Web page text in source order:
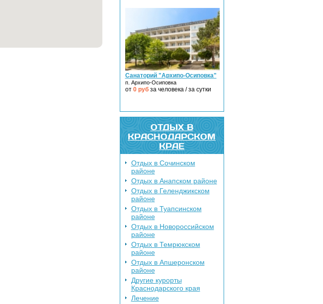
Санаторий "Архипо-Осиповка"
п. Архипо-Осиповка
от 0рубза человека / за сутки
ОТДЫХ В
КРАСНОДАРСКОМ
КРАЕ
Отдых в Сочинском
районе
Отдых в Анапском районе
Отдых в Геленджикском
районе
Отдых в Туапсинском
районе
Отдых в Новороссийском
районе
Отдых в Темрюкском
районе
Отдых в Апшеронском
районе
Другие курорты
Краснодарского края
Лечение